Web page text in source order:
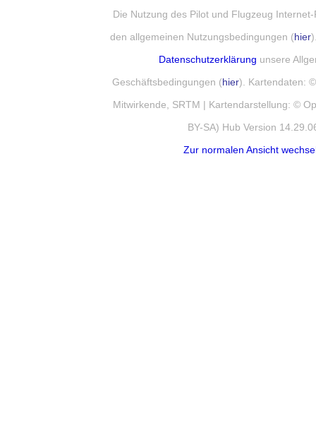
Die Nutzung des Pilot und Flugzeug
den allgemeinen Nutzungsbedingungen (hier
Datenschutzerklärung unsere
Geschäftsbedingungen (hier). Kartendaten:
Mitwirkende, SRTM | Kartendarstellung: ©
BY-SA) Hub Version
Zur normalen Ansicht